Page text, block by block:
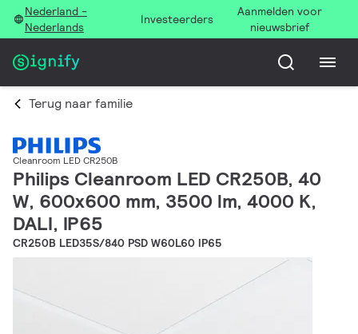
Nederland -
Nederlands
Investeerders
Aanmelden voor
nieuwsbrief
Terug naar familie
Cleanroom LED CR250B
Philips Cleanroom LED CR250B, 40
W, 600x600 mm, 3500 lm, 4000 K,
DALI, IP65
CR250B LED35S/840 PSD W60L60 IP65